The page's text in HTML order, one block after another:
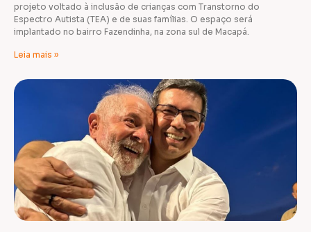
projeto voltado à inclusão de crianças com Transtorno do
Espectro Autista (TEA) e de suas famílias. O espaço será
implantado no bairro Fazendinha, na zona sul de Macapá.
Leia mais »